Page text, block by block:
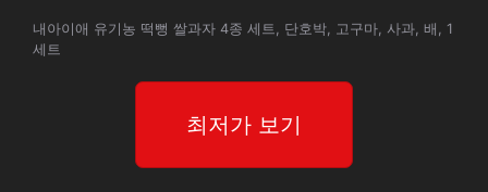
내아이애 유기농 떡뻥 쌀과자 4종 세트, 단호박, 고구마, 사과, 배, 1
세트
최저가 보기